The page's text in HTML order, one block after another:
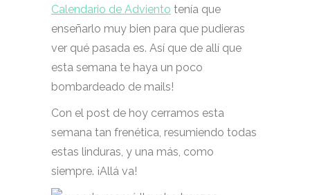
Calendario de Adviento tenía que
enseñarlo muy bien para que pudieras
ver qué pasada es. Así que de allí que
esta semana te haya un poco
bombardeado de mails!
Con el post de hoy cerramos esta
semana tan frenética, resumiendo todas
estas linduras, y una más, como
siempre. ¡Allá va!